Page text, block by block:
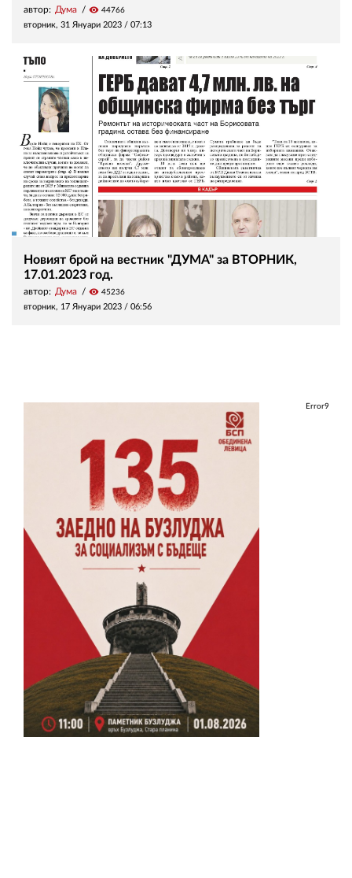
автор: Дума visibility 44766
вторник, 31 Януари 2023 / 07:13
Новият брой на вестник "ДУМА" за ВТОРНИК,
17.01.2023 год.
автор: Дума visibility 45236
вторник, 17 Януари 2023 / 06:56
Error9